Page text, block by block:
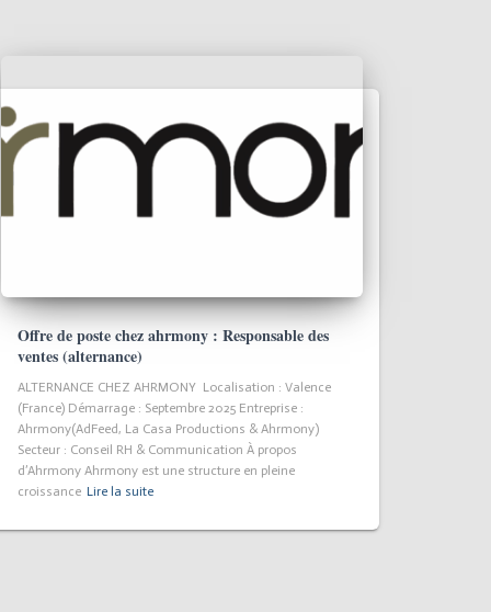
Offre de poste chez ahrmony : Responsable des
ventes (alternance)
ALTERNANCE CHEZ AHRMONY Localisation : Valence
(France) Démarrage : Septembre 2025 Entreprise :
Ahrmony(AdFeed, La Casa Productions & Ahrmony)
Secteur : Conseil RH & Communication À propos
d’Ahrmony Ahrmony est une structure en pleine
croissance Lire la suite